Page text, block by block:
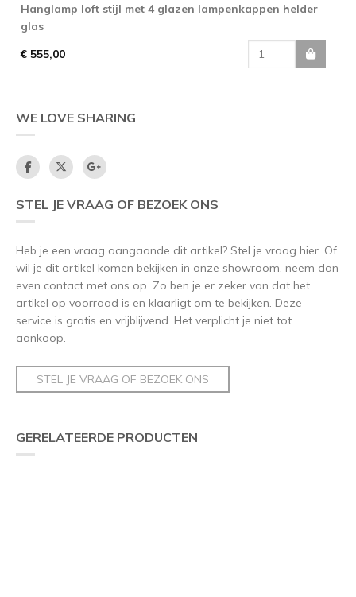
Hanglamp loft stijl met 4 glazen lampenkappen helder
glas
€ 555,00
WE LOVE SHARING
STEL JE VRAAG OF BEZOEK ONS
Heb je een vraag aangaande dit artikel? Stel je vraag hier. Of
wil je dit artikel komen bekijken in onze showroom, neem dan
even contact met ons op. Zo ben je er zeker van dat het
artikel op voorraad is en klaarligt om te bekijken. Deze
service is gratis en vrijblijvend. Het verplicht je niet tot
aankoop.
STEL JE VRAAG OF BEZOEK ONS
GERELATEERDE PRODUCTEN